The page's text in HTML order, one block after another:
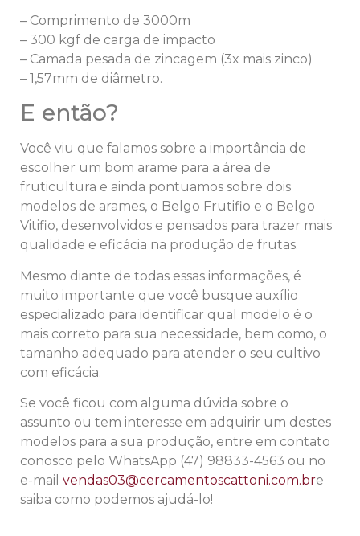
– Comprimento de 3000m
– 300 kgf de carga de impacto
– Camada pesada de zincagem (3x mais zinco)
– 1,57mm de diâmetro.
E então?
Você viu que falamos sobre a importância de
escolher um bom arame para a área de
fruticultura e ainda pontuamos sobre dois
modelos de arames, o Belgo Frutifio e o Belgo
Vitifio, desenvolvidos e pensados para trazer mais
qualidade e eficácia na produção de frutas.
Mesmo diante de todas essas informações, é
muito importante que você busque auxílio
especializado para identificar qual modelo é o
mais correto para sua necessidade, bem como, o
tamanho adequado para atender o seu cultivo
com eficácia.
Se você ficou com alguma dúvida sobre o
assunto ou tem interesse em adquirir um destes
modelos para a sua produção, entre em contato
conosco pelo WhatsApp (47) 98833-4563 ou no
e-mail vendas03@cercamentoscattoni.com.bre
saiba como podemos ajudá-lo!